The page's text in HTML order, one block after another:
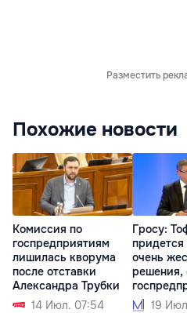
Разместить
Похожие новости
Комиссия по
госпредприятиям
лишилась кворума
после отставки
Александра Трубки
14 Июл. 07:54
Гросу:
очень
решения,
19